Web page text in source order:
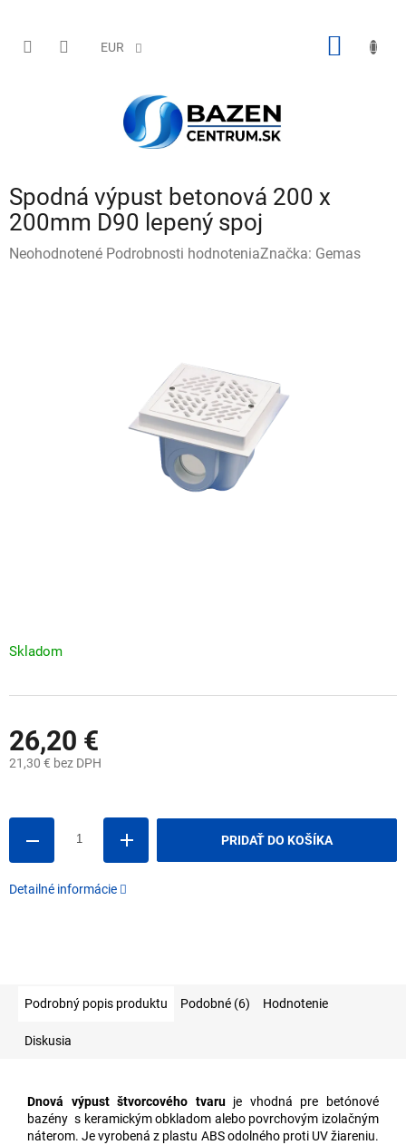
obsah
EUR
Spodná výpust betonová 200 x
200mm D90 lepený spoj
Priemerné
Neohodnotené Podrobnosti hodnoteniaZnačka: Gemas
26,20 €
21,30 € bez DPH
Skladom
PRIDAŤ DO KOŠÍKA
Detailné informácie
Podrobný popis produktu Podobné (6) Hodnotenie
Diskusia
Dnová výpust štvorcového tvaruje vhodná pre betónové
bazény s keramickým obkladom alebo povrchovým izolačným
náterom. Je vyrobená z plastu ABS odolného proti UV žiareniu.